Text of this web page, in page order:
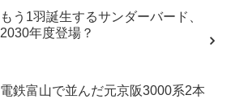
もう1羽誕生するサンダーバード、
2030年度登場？
電鉄富山で並んだ元京阪3000系2本